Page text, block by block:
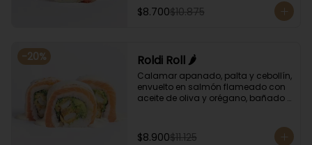
$8.700$10.875
-20% Roldi Roll 🌶️
Calamar apanado, palta y cebollín,
envuelto en salmón flameado con
aceite de oliva y orégano, bañado
$8.900$11.125